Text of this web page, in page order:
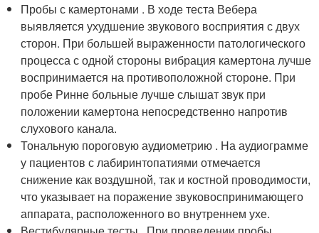
Пробы с камертонами . В ходе теста Вебера
выявляется ухудшение звукового восприятия с двух
сторон. При большей выраженности патологического
процесса с одной стороны вибрация камертона лучше
воспринимается на противоположной стороне. При
пробе Ринне больные лучше слышат звук при
положении камертона непосредственно напротив
слухового канала.
Тональную пороговую аудиометрию . На аудиограмме
у пациентов с лабиринтопатиями отмечается
снижение как воздушной, так и костной проводимости,
что указывает на поражение звуковоспринимающего
аппарата, расположенного во внутреннем ухе.